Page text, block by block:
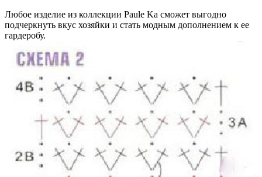
Любое изделие из коллекции Paule Ka сможет выгодно
подчеркнуть вкус хозяйки и стать модным дополнением к ее
гардеробу.